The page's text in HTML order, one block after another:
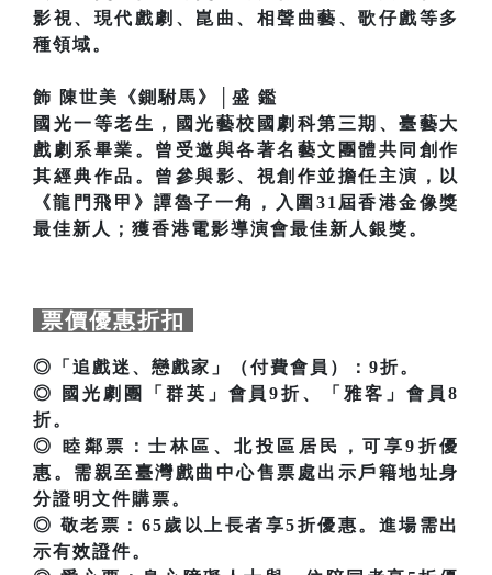
影視、現代戲劇、崑曲、相聲曲藝、歌仔戲等多
種領域。
飾 陳世美《鍘駙馬》│盛 鑑
國光一等老生，國光藝校國劇科第三期、臺藝大
戲劇系畢業。曾受邀與各著名藝文團體共同創作
其經典作品。曾參與影、視創作並擔任主演，以
《龍門飛甲》譚魯子一角，入圍31屆香港金像獎
最佳新人；獲香港電影導演會最佳新人銀獎。
票價優惠折扣
◎「追戲迷、戀戲家」（付費會員）：9折。
◎ 國光劇團「群英」會員9折、「雅客」會員8
折。
◎ 睦鄰票：士林區、北投區居民，可享9折優
惠。需親至臺灣戲曲中心售票處出示戶籍地址身
分證明文件購票。
◎ 敬老票：65歲以上長者享5折優惠。進場需出
示有效證件。